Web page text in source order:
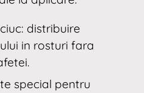
distribuire
in rosturi fara
special pentru